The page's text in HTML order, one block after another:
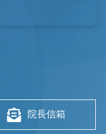
院長信箱